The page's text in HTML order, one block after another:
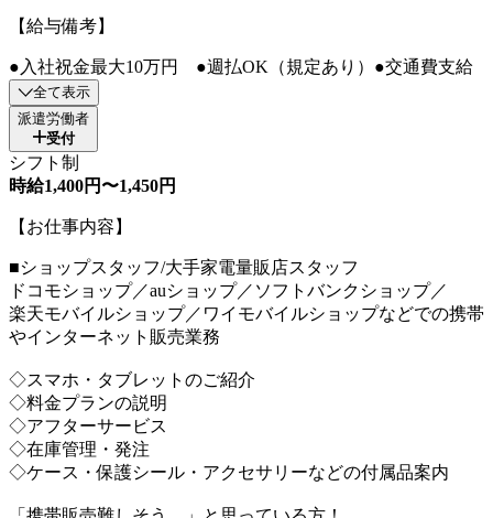
【給与備考】
●入社祝金最大10万円 ●週払OK（規定あり）●交通費支給
全て表示
派遣労働者
受付
シフト制
時給1,400円〜1,450円
【お仕事内容】
■ショップスタッフ/大手家電量販店スタッフ
ドコモショップ／auショップ／ソフトバンクショップ／
楽天モバイルショップ／ワイモバイルショップなどでの携帯
やインターネット販売業務
◇スマホ・タブレットのご紹介
◇料金プランの説明
◇アフターサービス
◇在庫管理・発注
◇ケース・保護シール・アクセサリーなどの付属品案内